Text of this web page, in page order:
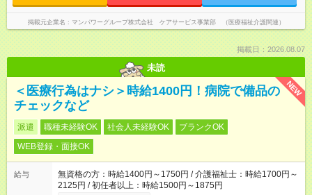
掲載元企業名 マンパワーグループ株式会社 ケアサービス事業部 （医療福祉介護関連）
掲載日：2026.08.07
未読
NEW
＜医療行為はナシ＞時給1400円！病院で備品の
チェックなど
派遣 職種未経験OK 社会人未経験OK
ブランクOK
WEB登録・面接OK
給与
無資格の方：時給1400円～1750円 / 介護福祉士：時給1700円～
2125円 / 初任者以上：時給1500円～1875円